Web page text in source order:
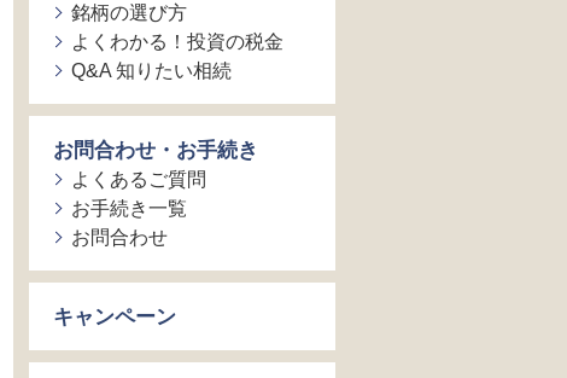
銘柄の選び方
よくわかる！投資の税金
Q&A 知りたい相続
お問合わせ・お手続き
よくあるご質問
お手続き一覧
お問合わせ
キャンペーン